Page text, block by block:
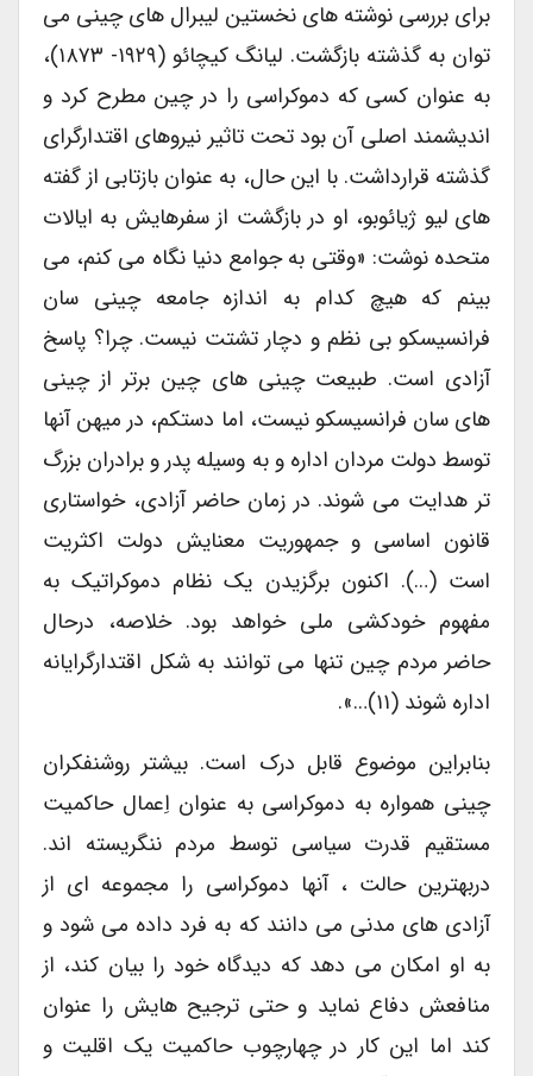
برای بررسی نوشته های نخستین لیبرال های چینی می
توان به گذشته بازگشت. لیانگ کیچائو (۱۹۲۹- ۱۸۷۳)،
به عنوان کسی که دموکراسی را در چین مطرح کرد و
اندیشمند اصلی آن بود تحت تاثیر نیروهای اقتدارگرای
گذشته قرارداشت. با این حال، به عنوان بازتابی از گفته
های لیو ژیائوبو، او در بازگشت از سفرهایش به ایالات
متحده نوشت: «وقتی به جوامع دنیا نگاه می کنم، می
بینم که هیچ کدام به اندازه جامعه چینی سان
فرانسیسکو بی نظم و دچار تشتت نیست. چرا؟ پاسخ
آزادی است. طبیعت چینی های چین برتر از چینی
های سان فرانسیسکو نیست، اما دستکم، در میهن آنها
توسط دولت مردان اداره و به وسیله پدر و برادران بزرگ
تر هدایت می شوند. در زمان حاضر آزادی، خواستاری
قانون اساسی و جمهوریت معنایش دولت اکثریت
است (…). اکنون برگزیدن یک نظام دموکراتیک به
مفهوم خودکشی ملی خواهد بود. خلاصه، درحال
حاضر مردم چین تنها می توانند به شکل اقتدارگرایانه
اداره شوند (۱۱)…».
بنابراین موضوع قابل درک است. بیشتر روشنفکران
چینی همواره به دموکراسی به عنوان اِعمال حاکمیت
مستقیم قدرت سیاسی توسط مردم ننگریسته اند.
دربهترین حالت ، آنها دموکراسی را مجموعه ای از
آزادی های مدنی می دانند که به فرد داده می شود و
به او امکان می دهد که دیدگاه خود را بیان کند، از
منافعش دفاع نماید و حتی ترجیح هایش را عنوان
کند اما این کار در چهارچوب حاکمیت یک اقلیت و